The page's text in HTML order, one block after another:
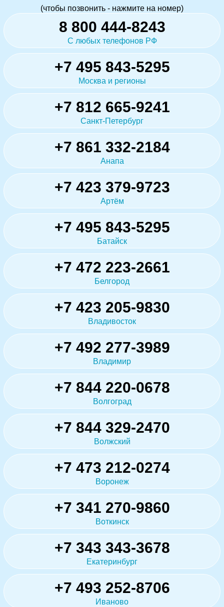
(чтобы позвонить - нажмите на номер)
8 800 444-8243
С любых телефонов РФ
+7 495 843-5295
Москва и регионы
+7 812 665-9241
Санкт-Петербург
+7 861 332-2184
Анапа
+7 423 379-9723
Артём
+7 495 843-5295
Батайск
+7 472 223-2661
Белгород
+7 423 205-9830
Владивосток
+7 492 277-3989
Владимир
+7 844 220-0678
Волгоград
+7 844 329-2470
Волжский
+7 473 212-0274
Воронеж
+7 341 270-9860
Воткинск
+7 343 343-3678
Екатеринбург
+7 493 252-8706
Иваново